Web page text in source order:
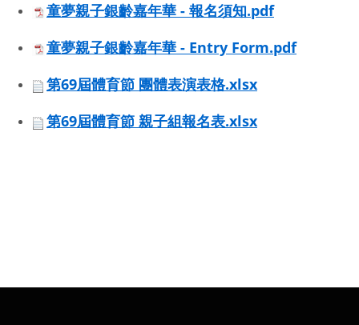
童夢親子銀齡嘉年華 - 報名須知.pdf
童夢親子銀齡嘉年華 - Entry Form.pdf
第69屆體育節 團體表演表格.xlsx
第69屆體育節 親子組報名表.xlsx